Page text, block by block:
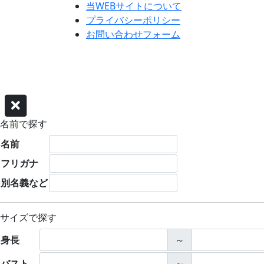
当WEBサイトについて
プライバシーポリシー
お問い合わせフォーム
名前で探す
名前
フリガナ
別名義など
サイズで探す
身長
～